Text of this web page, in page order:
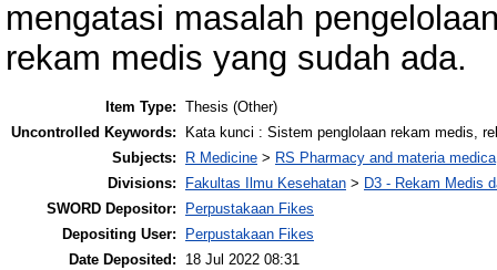
mengatasi masalah
rekam medis yang sudah ada.
Item Type: Thesis (Other)
Uncontrolled Keywords:
Kata kunci : Sistem penglolaan rekam medis,
Subjects:
R Medicine > RS Pharmacy and materia medica
Divisions:
Fakultas Ilmu Kesehatan > D3 - Rekam Medis
SWORD Depositor:
Perpustakaan Fikes
Depositing User:
Perpustakaan Fikes
Date Deposited:
18 Jul 2022 08:31